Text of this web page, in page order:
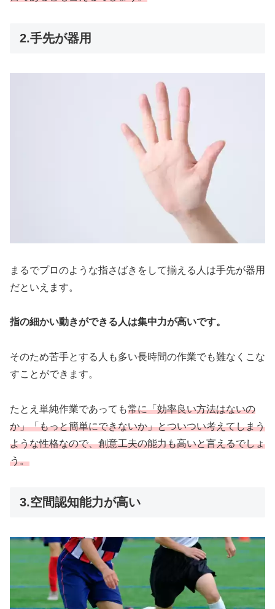
2.手先が器用
まるでプロのような指さばきをして揃える人は手先が器用
だといえます。
指の細かい動きができる人は集中力が高いです。
そのため苦手とする人も多い長時間の作業でも難なくこな
すことができます。
たとえ単純作業であっても常に「効率良い方法はないの
か」「もっと簡単にできないか」とついつい考えてしまう
ような性格なので、創意工夫の能力も高いと言えるでしょ
う。
3.空間認知能力が高い